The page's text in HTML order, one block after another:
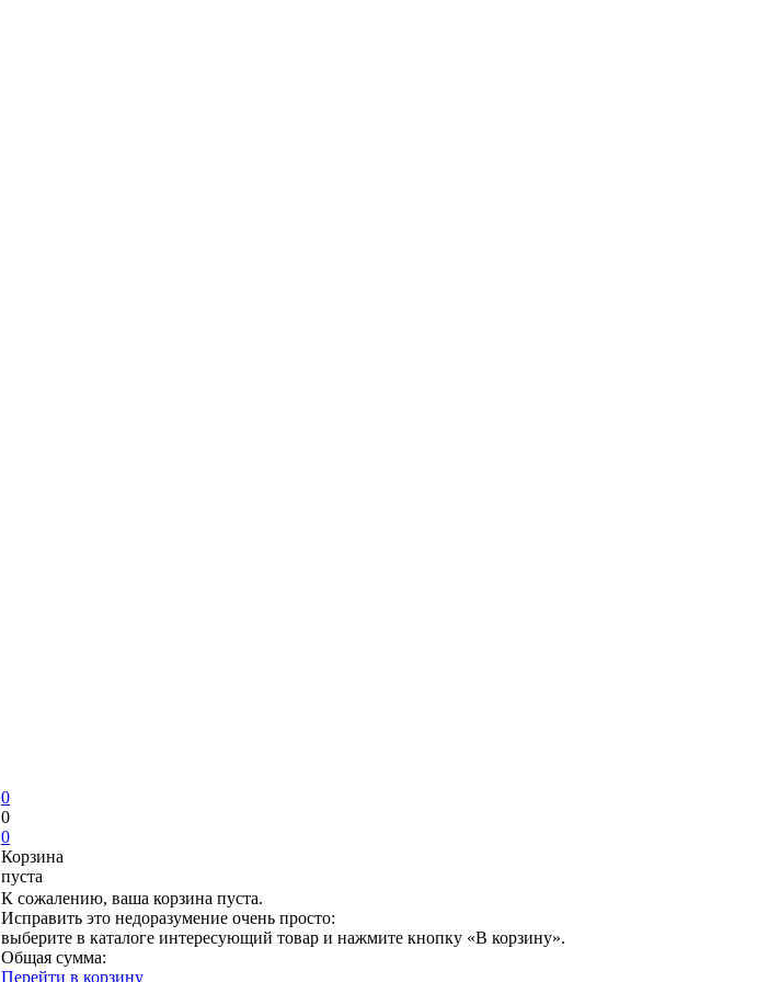
0
0
0
Корзина
пуста
К сожалению, ваша корзина пуста.
Исправить это недоразумение очень просто:
выберите в каталоге интересующий товар и нажмите кнопку «В корзину».
Общая сумма:
Перейти в корзину